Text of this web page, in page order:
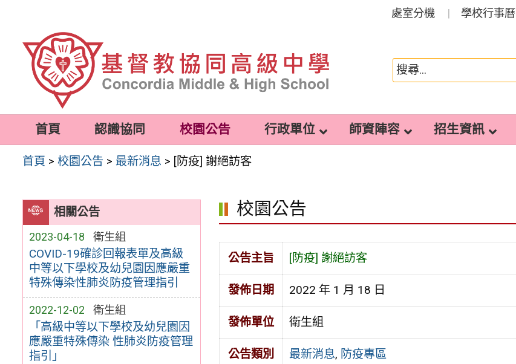
容
處室分機 學校行事曆
首頁 認識協同 校園公告 行政單位 師資陣容 招生資訊
首頁 >校園公告 > 最新消息 > [防疫] 謝絕訪客
相關公告
2023-04-18 衛生組
COVID-19確診回報表單及高級
中等以下學校及幼兒園因應嚴重
特殊傳染性肺炎防疫管理指引
2022-12-02 衛生組
「高級中等以下學校及幼兒園因
應嚴重特殊傳染 性肺炎防疫管理
指引」
校園公告
公告主旨 [防疫] 謝絕訪客
發佈日期 2022 年 1 月 18 日
發佈單位 衛生組
公告類別 最新消息, 防疫專區